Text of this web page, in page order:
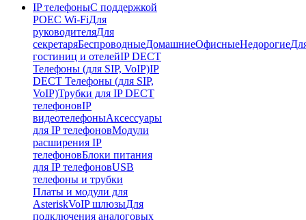
IP телефоныС поддержкой
POEC Wi-FiДля
руководителяДля
секретаряБеспроводныеДомашниеОфисныеНедорогие
гостиниц и отелейIP DECT
Телефоны (для SIP, VoIP)IP
DECT Телефоны (для SIP,
VoIP)Трубки для IP DECT
телефоновIP
видеотелефоныАксессуары
для IP телефоновМодули
расширения IP
телефоновБлоки питания
для IP телефоновUSB
телефоны и трубки
Платы и модули для
AsteriskVoIP шлюзыДля
подключения аналоговых